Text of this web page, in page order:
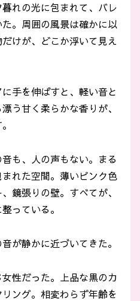
れの光に包まれて、バレ
。周囲の風景は確かに以
けが、どこか浮いて見え
手を伸ばすと、軽い音と
う甘く柔らかな香りが、
も、人の声もない。まる
れた空間。薄いピンク色
鏡張りの壁。すべてが、
っている。
が静かに近づいてきた。
性だった。上品な黒のカ
ング。相変わらず年齢を